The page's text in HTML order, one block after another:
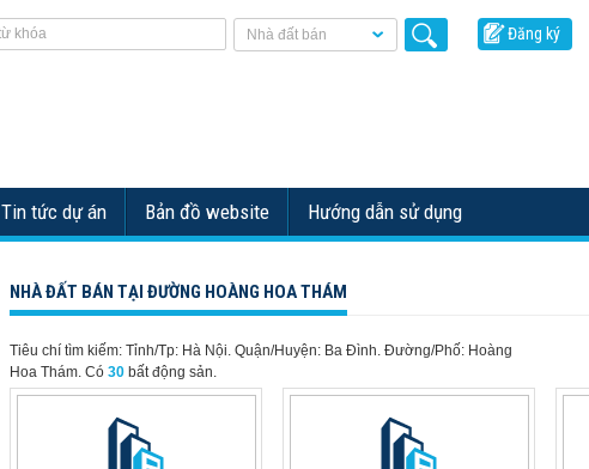
Đăng ký
Nhà đất bán
Tin tức dự án Bản đồ website Hướng dẫn sử dụng
NHÀ ĐẤT BÁN TẠI ĐƯỜNG HOÀNG HOA THÁM
Tiêu chí tìm kiếm: Tỉnh/Tp: Hà Nội. Quận/Huyện: Ba Đình. Đường/Phố: Hoàng
Hoa Thám. Có 30 bất động sản.